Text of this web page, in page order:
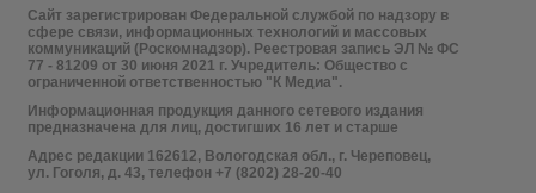
Сайт зарегистрирован Федеральной службой по надзору в
сфере связи, информационных технологий и массовых
коммуникаций (Роскомнадзор). Реестровая запись ЭЛ № ФС
77 - 81209 от 30 июня 2021 г. Учредитель: Общество с
ограниченной ответственностью "К Медиа".
Информационная продукция данного сетевого издания
предназначена для лиц, достигших 16 лет и старше
Адрес редакции 162612, Вологодская обл., г. Череповец,
ул. Гоголя, д. 43, телефон +7 (8202) 28-20-40